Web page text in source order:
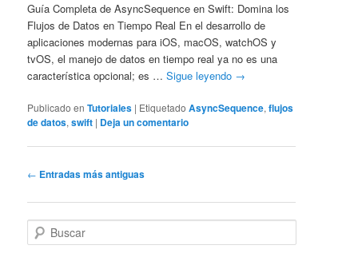
Guía Completa de AsyncSequence en Swift: Domina los
Flujos de Datos en Tiempo Real En el desarrollo de
aplicaciones modernas para iOS, macOS, watchOS y
tvOS, el manejo de datos en tiempo real ya no es una
característica opcional; es …Sigue leyendo →
Publicado en Tutoriales | Etiquetado AsyncSequence,flujos
de datos,swift | Deja un comentario
Navegación
entradas
← Entradas más antiguas
u